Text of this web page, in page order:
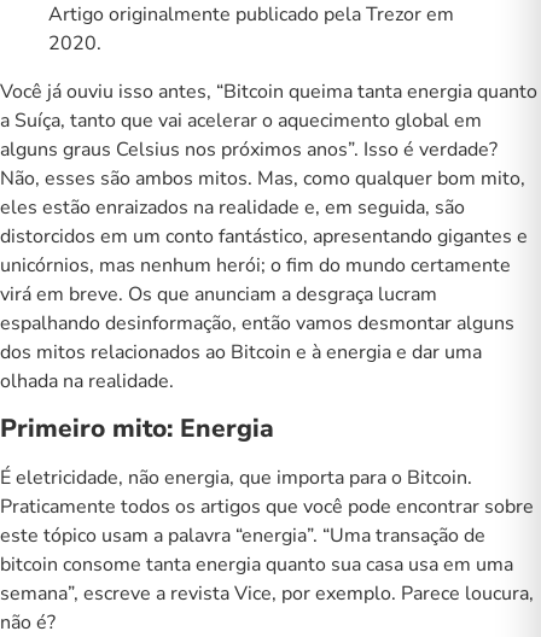
Artigo originalmente publicado pela Trezor em
2020.
Você já ouviu isso antes, “Bitcoin queima tanta energia quanto
a Suíça, tanto que vai acelerar o aquecimento global em
alguns graus Celsius nos próximos anos”. Isso é verdade?
Não, esses são ambos mitos. Mas, como qualquer bom mito,
eles estão enraizados na realidade e, em seguida, são
distorcidos em um conto fantástico, apresentando gigantes e
unicórnios, mas nenhum herói; o fim do mundo certamente
virá em breve. Os que anunciam a desgraça lucram
espalhando desinformação, então vamos desmontar alguns
dos mitos relacionados ao Bitcoin e à energia e dar uma
olhada na realidade.
Primeiro mito: Energia
É eletricidade, não energia, que importa para o Bitcoin.
Praticamente todos os artigos que você pode encontrar sobre
este tópico usam a palavra “energia”. “Uma transação de
bitcoin consome tanta energia quanto sua casa usa em uma
semana”, escreve a revista Vice, por exemplo. Parece loucura,
não é?